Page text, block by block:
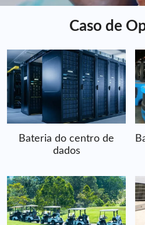
Caso de
Bateria do centro de
dados